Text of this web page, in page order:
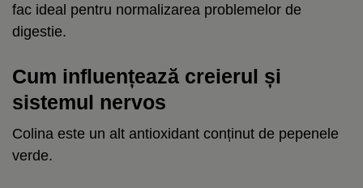
fac ideal pentru normalizarea problemelor de
digestie.
Cum influențează creierul și
sistemul nervos
Colina este un alt antioxidant conținut de pepenele
verde.